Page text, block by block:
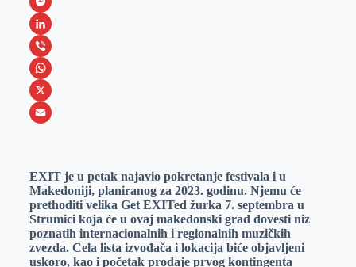
a
c
e
b
o
M
e
s
s
e
e
r
L
i
n
k
I
n
V
i
b
W
h
s
A
p
p
X
a
i
l
EXIT je u petak najavio pokretanje festivala i u
Makedoniji, planiranog za 2023. godinu. Njemu će
prethoditi velika Get EXITed žurka 7. septembra u
Strumici koja će u ovaj makedonski grad dovesti niz
poznatih internacionalnih i regionalnih muzičkih
zvezda. Cela lista izvođača i lokacija biće objavljeni
uskoro, kao i početak prodaje prvog kontingenta